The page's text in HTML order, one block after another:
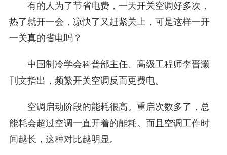
有的人为了节省电费，一天开关空调好多次，
热了就开一会，凉快了又赶紧关上，可是这样一开
一关真的省电吗？
中国制冷学会科普部主任、高级工程师李晋灏
刊文指出，频繁开关空调反而更费电。
空调启动阶段的能耗很高。重启次数多了，总
能耗会超过空调一直开着的能耗。而且空调工作时
间越长，这种对比越明显。